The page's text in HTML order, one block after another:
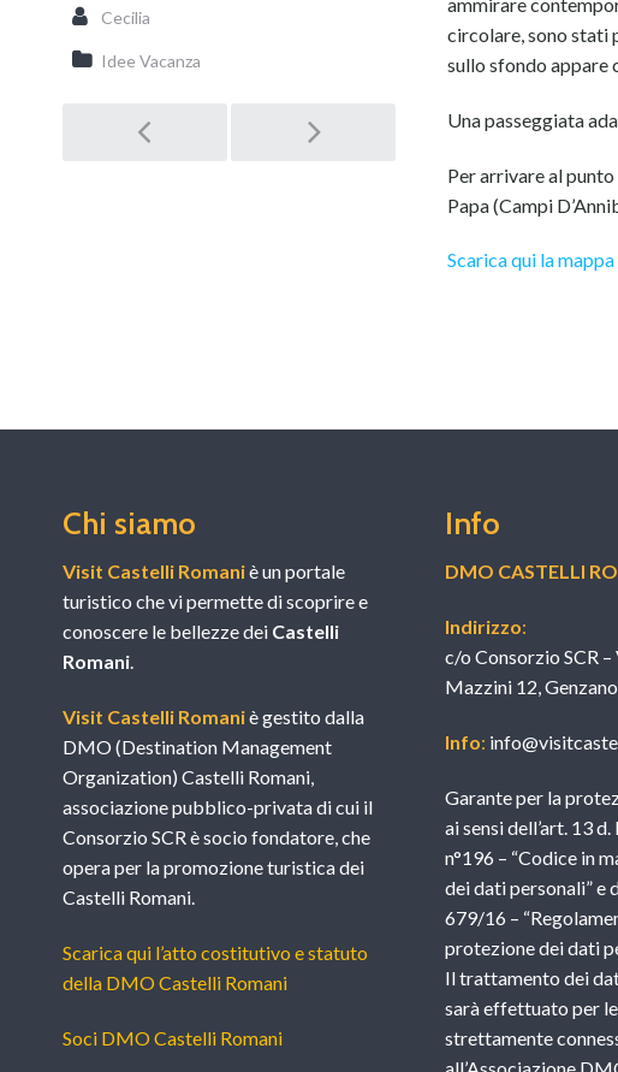
circolare, sono stati
sullo sfondo appare
Una passeggiata
Per arrivare al
Papa (Campi
Scarica qui la
Cecilia
Idee Vacanza
Post
Chi siamo
Visit Castelli Romaniè un portale
turistico che vi permette di scoprire e
conoscere le bellezze dei Castelli
Romani.
Visit Castelli Romaniè gestito dalla
DMO (Destination Management
Organization) Castelli Romani,
associazione pubblico-privata di cui il
Consorzio SCR è socio fondatore, che
opera per la promozione turistica dei
Castelli Romani.
Scarica qui l’atto costitutivo e statuto
della DMO Castelli Romani
Soci DMO Castelli Romani
Info
DMO CASTELLI
Indirizzo:
c/o Consorzio SCR
Mazzini 12,
Info:
Garante per la
ai sensi dell’art. 13
n°196 – “Codice in
dei dati personali” e
679/16 –
protezione dei dati
Il trattamento dei
sarà effettuato per
strettamente
all’Associazione